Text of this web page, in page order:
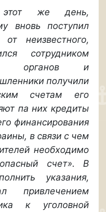
же день,
вновь поступил
неизвестного,
сотрудником
органов и
получили
счетам его
па них кредиты
финансирования
в связи с чем
необходимо
счет». В
указания,
привлечением
к уголовной